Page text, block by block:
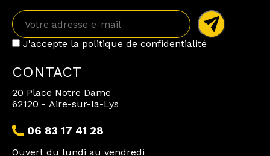
J'accepte la politique de confidentialité
CONTACT
20 Place Notre Dame
62120 - Aire-sur-la-Lys
06 83 17 41 28
Ouvert du lundi au vendredi